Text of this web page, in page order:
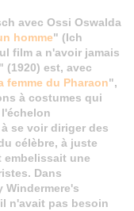
avec Ossi Oswalda
homme" (Ich
film a n'avoir jamais
" (1920) est, avec
femme du Pharaon",
à costumes qui
se voir diriger des
célèbre, à juste
une
Dans
Windermere's
n'avait pas besoin